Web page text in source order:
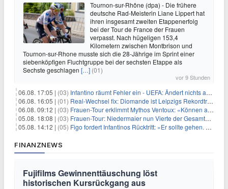
Tournon-sur-Rhône (dpa) - Die frühere
deutsche Rad-Meisterin Liane Lippert hat
ihren insgesamt zweiten Etappenerfolg
bei der Tour de France der Frauen
verpasst. Nach hügeligen 153,4
Kilometern zwischen Montbrison und
Tournon-sur-Rhone musste sich die 28-Jährige im Sprint einer
siebenköpfigen Fluchtgruppe bei der sechsten Etappe als
Sechste geschlagen […] (01)
vor 9 Stunden
06.08. 17:05 | (03) Infantino räumt Fehler ein - UEFA: Ändert nichts an Boykott
06.08. 16:05 | (01) Real-Wechsel fix: Diomande ist Leipzigs Rekordtransfer
06.08. 09:12 | (03) Frauen-Tour erklimmt Mythos Ventoux: «Können alles schaffen»
05.08. 18:08 | (03) Frauen-Tour: Niedermaier nun Vierte der Gesamtwertung
05.08. 14:12 | (05) Figo fordert Infantinos Rücktritt: «Er sollte gehen. Jetzt»
FINANZNEWS
Fujifilms Gewinnenttäuschung löst
historischen Kursrückgang aus